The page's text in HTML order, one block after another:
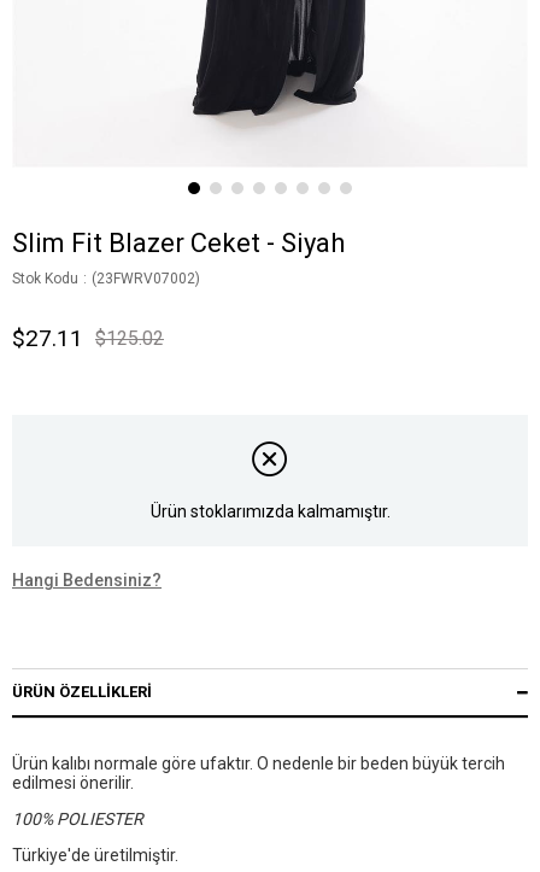
Slim Fit Blazer Ceket - Siyah
Stok Kodu (23FWRV07002)
$125.02
$27.11
Ürün stoklarımızda kalmamıştır.
Hangi Bedensiniz?
ÜRÜN ÖZELLIKLERI
Ürün kalıbı normale göre ufaktır. O nedenle bir beden büyük tercih
edilmesi önerilir.
100% POLIESTER
Türkiye'de üretilmiştir.